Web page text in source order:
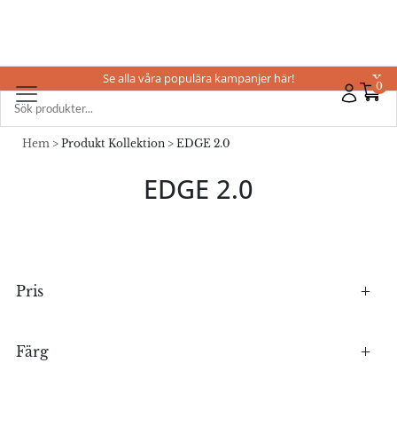
0
Se alla våra populära kampanjer här! X
Hem > Produkt Kollektion > EDGE 2.0
EDGE 2.0
Pris
Färg